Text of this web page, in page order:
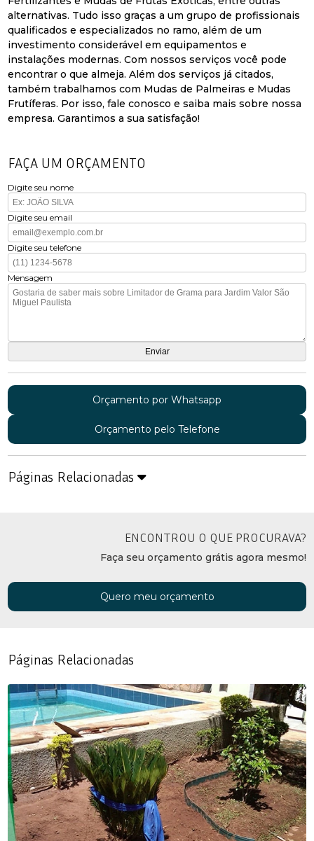
alternativas. Tudo isso graças a um grupo de profissionais
qualificados e especializados no ramo, além de um
investimento considerável em equipamentos e
instalações modernas. Com nossos serviços você pode
encontrar o que almeja. Além dos serviços já citados,
também trabalhamos com Mudas de Palmeiras e Mudas
Frutíferas. Por isso, fale conosco e saiba mais sobre nossa
empresa. Garantimos a sua satisfação!
FAÇA UM ORÇAMENTO
Digite seu nome
Digite seu email
Digite seu telefone
Mensagem
Orçamento por Whatsapp
Orçamento pelo Telefone
Páginas Relacionadas
ENCONTROU O QUE PROCURAVA?
Faça seu orçamento grátis agora mesmo!
Quero meu orçamento
Páginas Relacionadas